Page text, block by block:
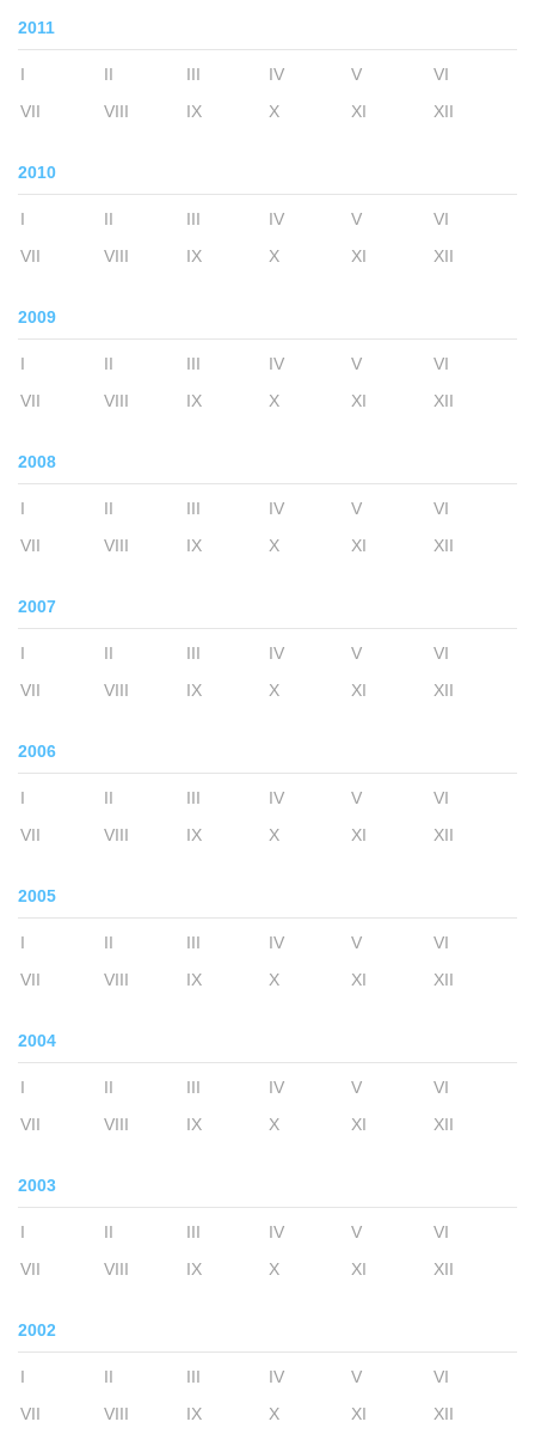
2011
I II III IV V
VI
VII
VIII IX X XI XII
2010
I II III IV V
VI
VII
VIII IX X XI XII
2009
I II III IV V
VI
VII
VIII IX X XI XII
2008
I II III IV V
VI
VII
VIII IX X XI XII
2007
I II III IV V
VI
VII
VIII IX X XI XII
2006
I II III IV V
VI
VII
VIII IX X XI XII
2005
I II III IV V
VI
VII
VIII IX X XI XII
2004
I II III IV V
VI
VII
VIII IX X XI XII
2003
I II III IV V
VI
VII
VIII IX X XI XII
2002
I II III IV V
VI
VII
VIII IX X XI XII